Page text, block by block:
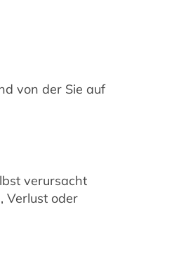
von der Sie auf
verursacht
Verlust oder